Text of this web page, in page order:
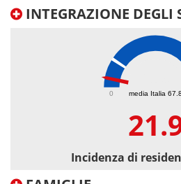
INTEGRAZIONE DEGLI
media Italia 67.8
0
Incidenza di